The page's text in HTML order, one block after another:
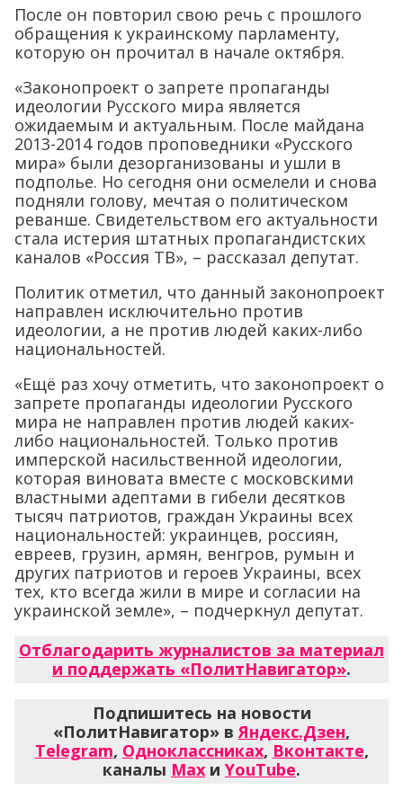
После он повторил свою речь с прошлого
обращения к украинскому парламенту,
которую он прочитал в начале октября.
«Законопроект о запрете пропаганды
идеологии Русского мира является
ожидаемым и актуальным. После майдана
2013-2014 годов проповедники «Русского
мира» были дезорганизованы и ушли в
подполье. Но сегодня они осмелели и снова
подняли голову, мечтая о политическом
реванше. Свидетельством его актуальности
стала истерия штатных пропагандистских
каналов «Россия ТВ», – рассказал депутат.
Политик отметил, что данный законопроект
направлен исключительно против
идеологии, а не против людей каких-либо
национальностей.
«Ещё раз хочу отметить, что законопроект о
запрете пропаганды идеологии Русского
мира не направлен против людей каких-
либо национальностей. Только против
имперской насильственной идеологии,
которая виновата вместе с московскими
властными адептами в гибели десятков
тысяч патриотов, граждан Украины всех
национальностей: украинцев, россиян,
евреев, грузин, армян, венгров, румын и
других патриотов и героев Украины, всех
тех, кто всегда жили в мире и согласии на
украинской земле», – подчеркнул депутат.
Отблагодарить журналистов за материал
и поддержать «ПолитНавигатор».
Подпишитесь на новости
«ПолитНавигатор» вЯндекс.Дзен,
Telegram, Одноклассниках, Вконтакте,
каналы Max и YouTube.